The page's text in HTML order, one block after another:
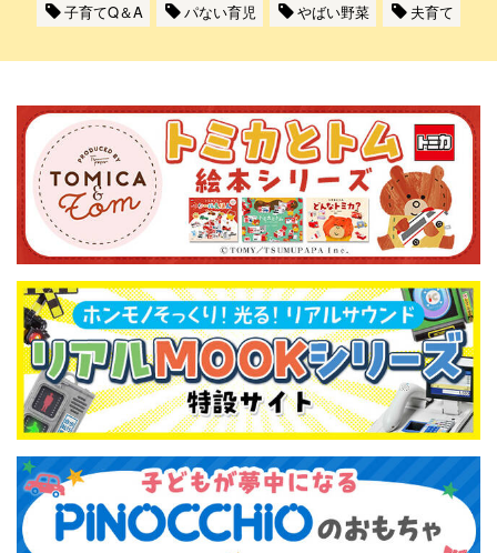
子育てQ＆A パない育児 やばい野菜 夫育て